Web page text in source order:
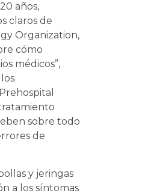
años,
claros de
Organization,
cómo
médicos”,
sobre todo
de
y jeringas
a los síntomas